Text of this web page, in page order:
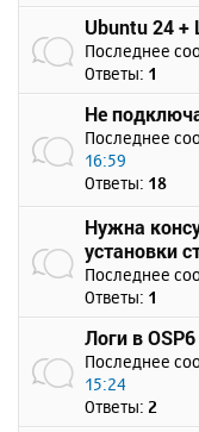
Ubuntu 24 +
Последнее
Ответы: 1
Не
Последнее
16:59
Ответы: 18
Нужна
установки
Последнее
Ответы: 1
Логи в OSP6
Последнее
15:24
Ответы: 2